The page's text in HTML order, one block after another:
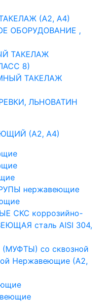
(А2, А4)
ОБОРУДОВАНИЕ ,
ТАКЕЛАЖ
8)
ТАКЕЛАЖ
ЛЬНОВАТИН
(А2, А4)
нержавеющие
СКС коррозийно-
сталь AISI 304,
со сквозной
Нержавеющие (А2,